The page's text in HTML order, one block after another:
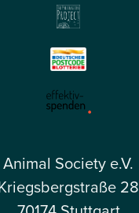
Animal Society e.V.
28